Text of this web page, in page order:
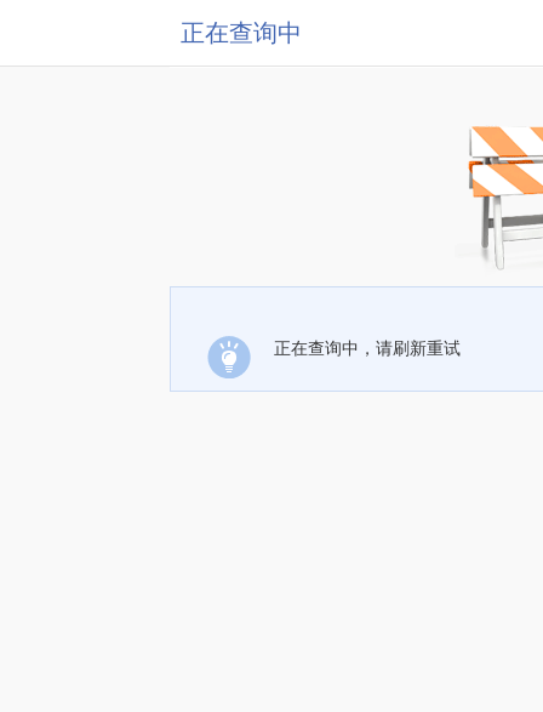
正在查询中
正在查询中，请刷新重试